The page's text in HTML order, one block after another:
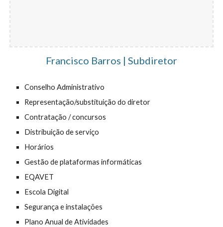
Francisco Barros | Subdiretor
Conselho Administrativo
Representação/substituição do diretor
Contratação / concursos
Distribuição de serviço
Horários
Gestão de plataformas informáticas
EQAVET
Escola Digital
Segurança e instalações
Plano Anual de Atividades